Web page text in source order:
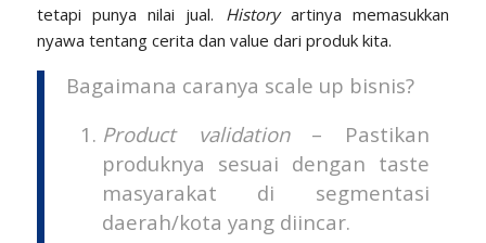
tetapi punya nilai jual. Historyartinya memasukkan
nyawa tentang cerita dan value dari produk kita.
Bagaimana caranya scale up bisnis?
Product validation– Pastikan
produknya sesuai dengan taste
masyarakat di segmentasi
daerah/kota yang diincar.